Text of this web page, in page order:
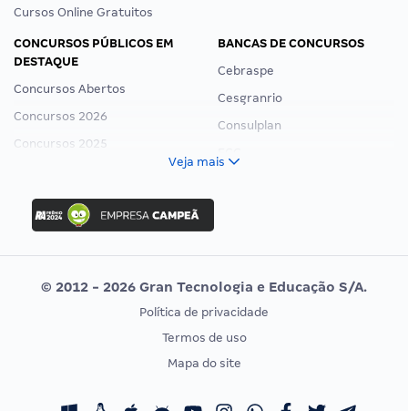
Cursos Online Gratuitos
CONCURSOS PÚBLICOS EM
DESTAQUE
Concursos Abertos
Concursos 2026
Concursos 2025
Concurso Ibama
Concurso MPU
Editais publicados
BANCAS DE CONCURSOS
Cebraspe
Cesgranrio
Consulplan
Vunesp
CONCURSOS POR PROFISSÃO
Concursos Fiscais
EXAME DE ORDEM
Calendário OAB
Veja mais
© 2012 - 2026 Gran Tecnologia e Educação S/A.
Política de privacidade
Termos de uso
Mapa do site